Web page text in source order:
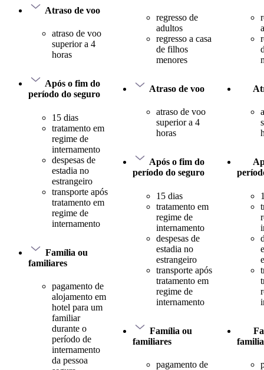
Atraso de voo
atraso de voo
superior a 4
horas
Após o fim do
período do seguro
15 dias
tratamento em
regime de
internamento
despesas de
estadia no
estrangeiro
transporte após
tratamento em
regime de
internamento
Família ou
familiares
pagamento de
alojamento em
hotel para um
familiar
durante o
período de
internamento
da pessoa
regresso de
adultos
regresso a casa
de filhos
menores
Atraso de voo
atraso de voo
superior a 4
horas
Após o fim do
período do seguro
15 dias
tratamento em
regime de
internamento
despesas de
estadia no
estrangeiro
transporte após
tratamento em
regime de
internamento
Família ou
familiares
pagamento de